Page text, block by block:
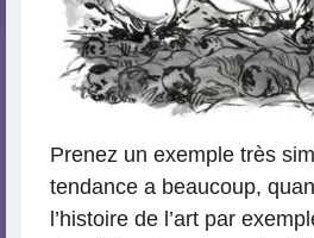
Prenez un exemple très
tendance a beaucoup,
l’histoire de l’art par